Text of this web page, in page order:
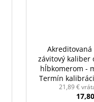
závitový kaliber
hĺbkomerom -
Termín
21,89 €